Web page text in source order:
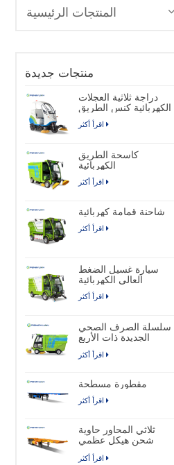
المنتجات الرئيسية
منتجات جديدة
دراجة ثلاثية العجلات
الكهربائية كنس الطريق
اقرأ أكثر
كاسحة الطريق
الكهربائية
اقرأ أكثر
شاحنة قمامة كهربائية
اقرأ أكثر
سيارة غسيل الضغط
العالي الكهربائية
اقرأ أكثر
سلسلة الصرف الصحي
الجديدة ذات الأربع
عجلات شاحنة كنس
الشوارع الصناعية
اقرأ أكثر
مقطورة مسطحة
اقرأ أكثر
ثلاثي المحاور حاوية
شحن هيكل عظمي
نصف مقطورة
اقرأ أكثر